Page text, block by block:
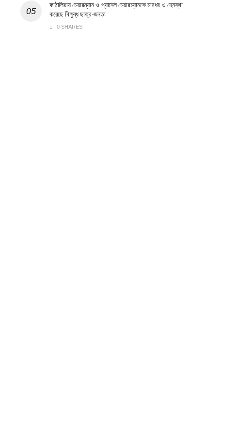
কাঠালিয়ায় চেয়ারম্যান ও প্যানেল চেয়ারম্যানকে মারধর ও হেনস্থা
করেছে বিক্ষুব্ধ ছাত্র-জনতা
0 SHARES